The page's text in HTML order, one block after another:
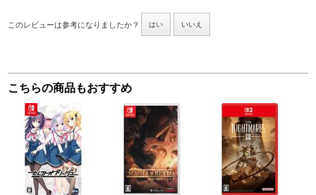
このレビューは参考になりましたか？ はい いいえ
こちらの商品もおすすめ